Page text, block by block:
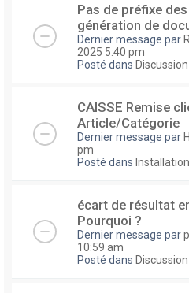
Pas de préfixe
génération de
Dernier message par
2025 5:40 pm
Posté dans
CAISSE Remise
Article/Catégorie
Dernier message par
pm
Posté dans Installation
écart de résultat
Pourquoi ?
Dernier message par
10:59 am
Posté dans